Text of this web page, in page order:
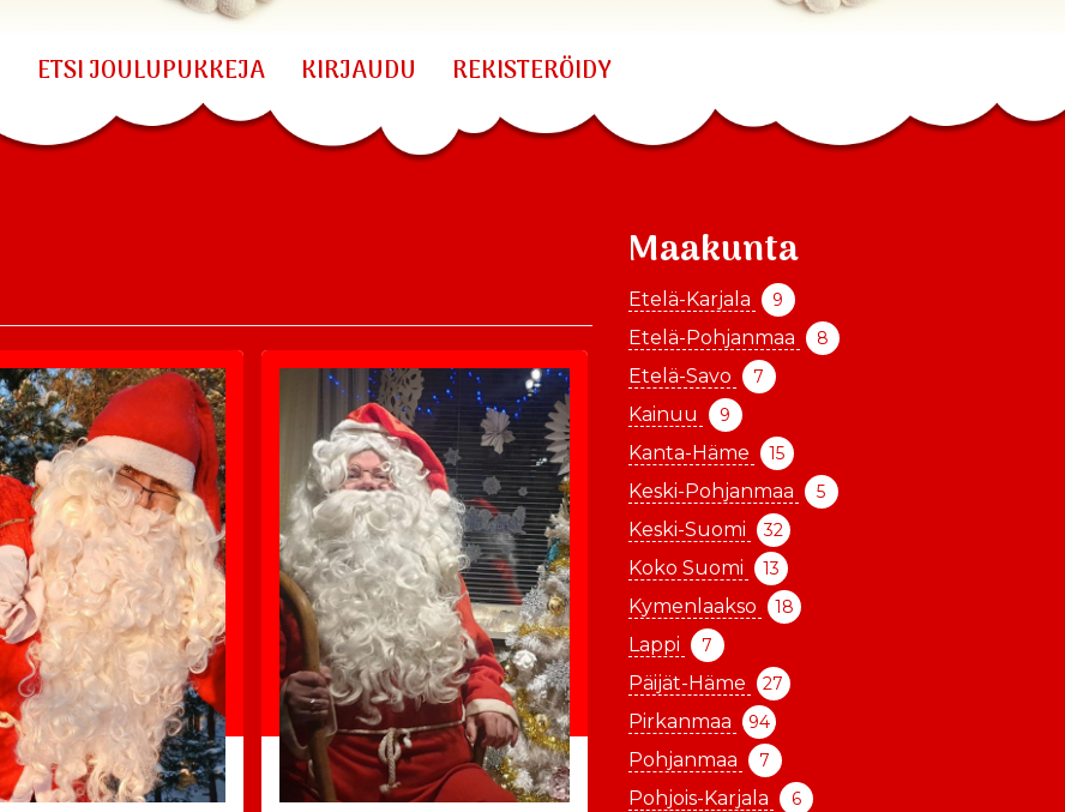
ETSI JOULUPUKKEJA KIRJAUDU REKISTERÖIDY
Maakunta
Etelä-Karjala 9
Etelä-Pohjanmaa 8
Etelä-Savo 7
Kainuu 9
Kanta-Häme 15
Keski-Pohjanmaa 5
Keski-Suomi 32
Koko Suomi 13
Kymenlaakso 18
Lappi 7
Päijät-Häme 27
Pirkanmaa 94
Pohjanmaa 7
Pohjois-Karjala 6